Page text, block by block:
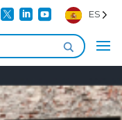
   ES